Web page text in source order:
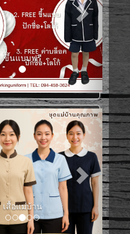
ขึ้นแบบฟรี
เสื้อแม่บ้าน